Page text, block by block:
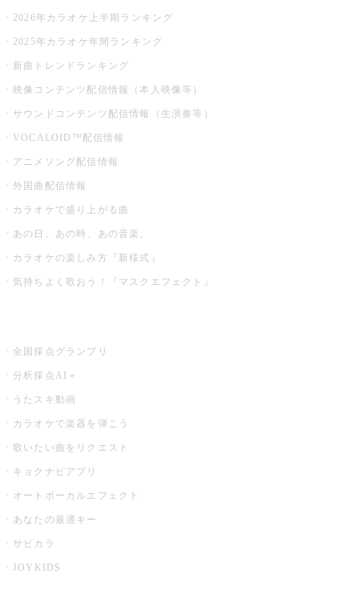
2026年カラオケ上半期ランキング
2025年カラオケ年間ランキング
新曲トレンドランキング
映像コンテンツ配信情報（本人映像等）
サウンドコンテンツ配信情報（生演奏等）
VOCALOID™配信情報
アニメソング配信情報
外国曲配信情報
カラオケで盛り上がる曲
あの日、あの時、あの音楽。
カラオケの楽しみ方『新様式』
気持ちよく歌おう！『マスクエフェクト』
全国採点グランプリ
分析採点AI＋
うたスキ動画
カラオケで楽器を弾こう
歌いたい曲をリクエスト
キョクナビアプリ
オートボーカルエフェクト
あなたの最適キー
サビカラ
JOYKIDS